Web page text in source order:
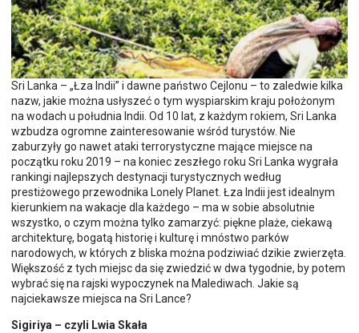
Sri Lanka – „Łza Indii” i dawne państwo Cejlonu – to zaledwie kilka
nazw, jakie można usłyszeć o tym wyspiarskim kraju położonym
na wodach u południa Indii. Od 10 lat, z każdym rokiem, Sri Lanka
wzbudza ogromne zainteresowanie wśród turystów. Nie
zaburzyły go nawet ataki terrorystyczne mające miejsce na
początku roku 2019 – na koniec zeszłego roku Sri Lanka wygrała
rankingi najlepszych destynacji turystycznych według
prestiżowego przewodnika Lonely Planet. Łza Indii jest idealnym
kierunkiem na wakacje dla każdego – ma w sobie absolutnie
wszystko, o czym można tylko zamarzyć: piękne plaże, ciekawą
architekturę, bogatą historię i kulturę i mnóstwo parków
narodowych, w których z bliska można podziwiać dzikie zwierzęta.
Większość z tych miejsc da się zwiedzić w dwa tygodnie, by potem
wybrać się na rajski wypoczynek na Malediwach. Jakie są
najciekawsze miejsca na Sri Lance?
Sigiriya – czyli Lwia Skała